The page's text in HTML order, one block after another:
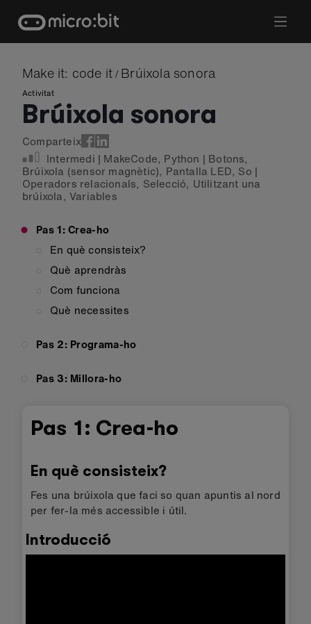
content
Make it: code it / Brúixola sonora
Activitat
Brúixola sonora
Comparteix
Intermedi | MakeCode, Python | Botons,
Brúixola (sensor magnètic), Pantalla LED, So |
Operadors relacionals, Selecció, Utilitzant una
brúixola,Variables
Pas 1: Crea-ho
En què consisteix?
Què aprendràs
Com funciona
Què necessites
Pas 2: Programa-ho
Pas 3: Millora-ho
Pas 1: Crea-ho
En què consisteix?
Fes una brúixola que faci so quan apuntis al nord
per fer-la més accessible i útil.
Introducció